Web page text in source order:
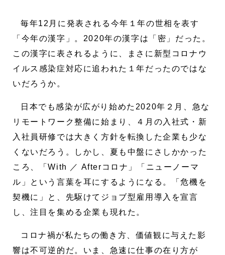
毎年12月に発表される今年１年の世相を表す
「今年の漢字」。2020年の漢字は「密」だった。
この漢字に表されるように、まさに新型コロナウ
イルス感染症対応に追われた１年だったのではな
いだろうか。
日本でも感染が広がり始めた2020年２月、急な
リモートワーク整備に始まり、４月の入社式・新
入社員研修では大きく方針を転換した企業も少な
くないだろう。しかし、夏も中盤にさしかかった
ころ、「With ／ Afterコロナ」「ニューノーマ
ル」という言葉を耳にするようになる。「危機を
契機に」と、先駆けてジョブ型雇用導入を宣言
し、注目を集める企業も現れた。
コロナ禍が私たちの働き方、価値観に与えた影
響は不可逆的だ。いま、急速に仕事の在り方が